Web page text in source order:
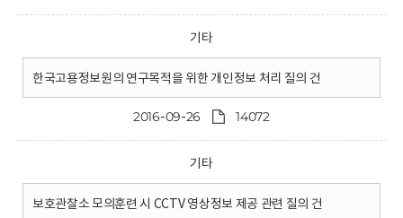
기타
한국고용정보원의 연구목적을 위한 개인정보 처리 질의 건
2016-09-26 14072
기타
보호관찰소 모의훈련 시 CCTV 영상정보 제공 관련 질의 건